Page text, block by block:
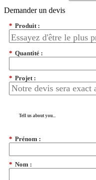
Demander un devis
* Produit :
* Quantité :
* Projet :
Tell us about you...
* Prénom :
* Nom :